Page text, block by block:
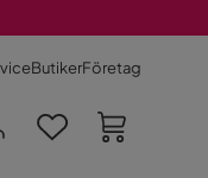
ButikerFöretag